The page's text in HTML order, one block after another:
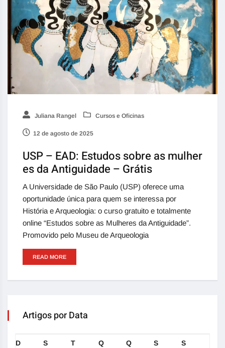
Juliana Rangel Cursos e Oficinas
12 de agosto de 2025
USP – EAD: Estudos sobre as mulher
es da Antiguidade – Grátis
A Universidade de São Paulo (USP) oferece uma
oportunidade única para quem se interessa por
História e Arqueologia: o curso gratuito e totalmente
online “Estudos sobre as Mulheres da Antiguidade”.
Promovido pelo Museu de Arqueologia
READ MORE
Artigos por Data
D S T Q Q S S